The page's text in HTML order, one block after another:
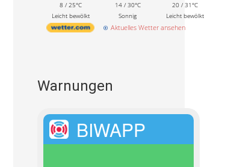
8 / 25°C
Leicht bewölkt
14 / 30°C
Sonnig
20 / 31°C
Leicht bewölkt
Aktuelles Wetter ansehen
Warnungen
BIWAPP